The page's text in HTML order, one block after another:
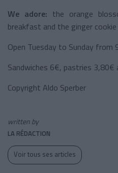
We adore: the orange
breakfast and the ginger
Open Tuesday to Sunday from
Sandwiches 6€, pastries 3,80€
Copyright Aldo Sperber
written by
LA RÉDACTION
Voir tous ses articles